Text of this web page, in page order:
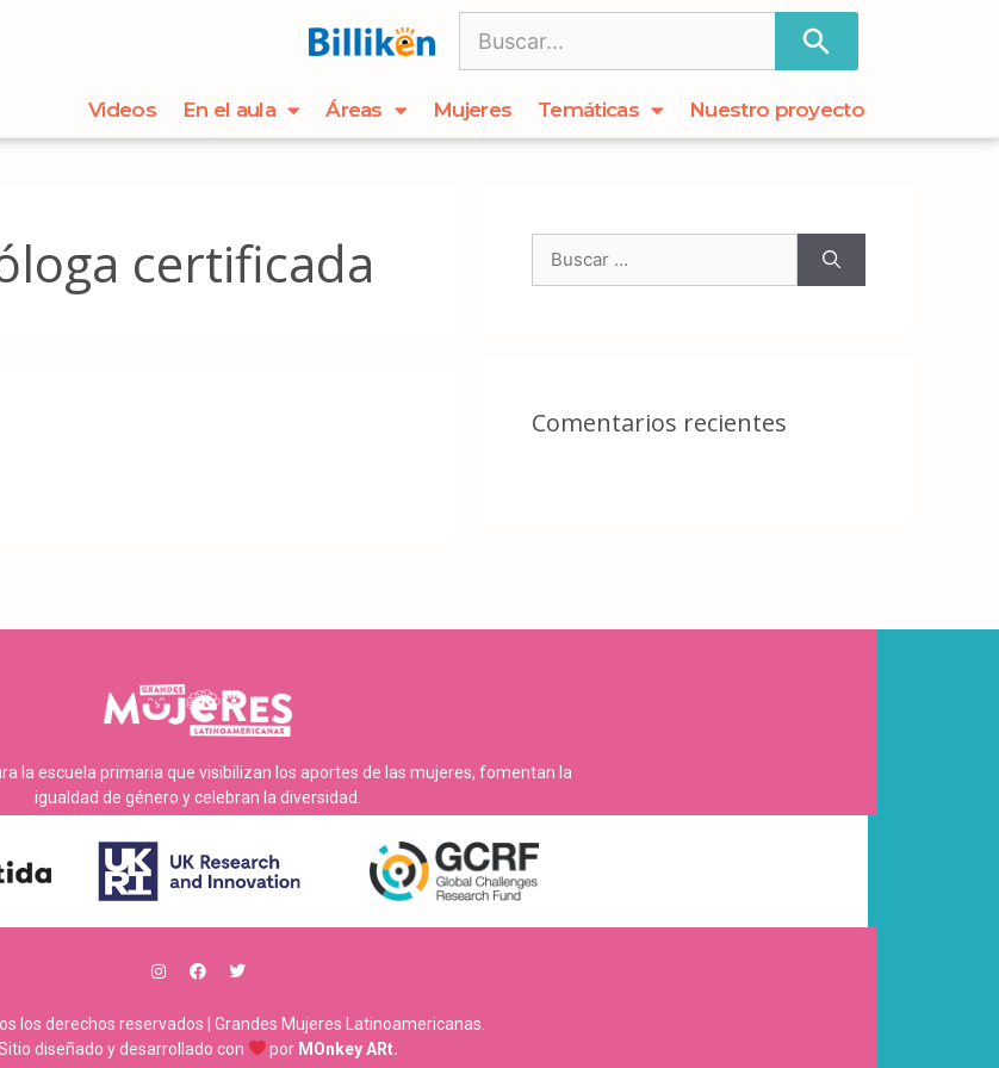
Videos En el aula Áreas Mujeres Temáticas Nuestro proyecto
certificada
Comentarios recientes
la escuela primaria que visibilizan los aportes de las mujeres, fomentan la
igualdad de género y celebran la diversidad.
los derechos reservados | Grandes Mujeres Latinoamericanas.
diseñado y desarrollado con
por MOnkey ARt.